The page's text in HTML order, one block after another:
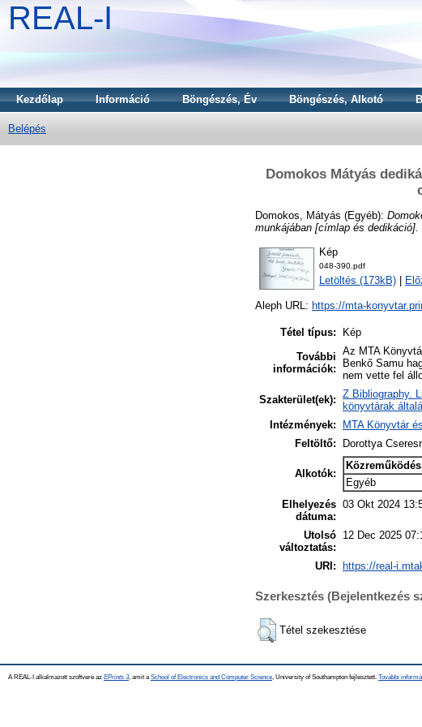
REAL-I
Kezdőlap Információ Böngészés, Év Böngészés, Alkotó
Belépés
Domokos Mátyás
Domokos, Mátyás (Egyéb):
munkájában [címlap és dedikáció].
Kép
048-390.pdf
Letöltés (173kB)
Aleph URL: https://mta-
Tétel típus:
Kép
További
információk:
Az MTA
Benkő Samu
nem vette fel
Szakterület(ek): Z Bibliography.
könyvtárak
Intézmények:
MTA Könyvtár
Feltöltő:
Dorottya
Alkotók:
Egyéb
Elhelyezés
dátuma:
03 Okt 2024
Utolsó
változtatás:
12 Dec 2025
URI: https://real-
Szerkesztés (Bejelentkezés
Tétel szekesztése
A REAL-I alkalmazott szoftvere az EPrints 3, amit a School of Electronics and Computer Science , University of Southampton fejlesztett. További